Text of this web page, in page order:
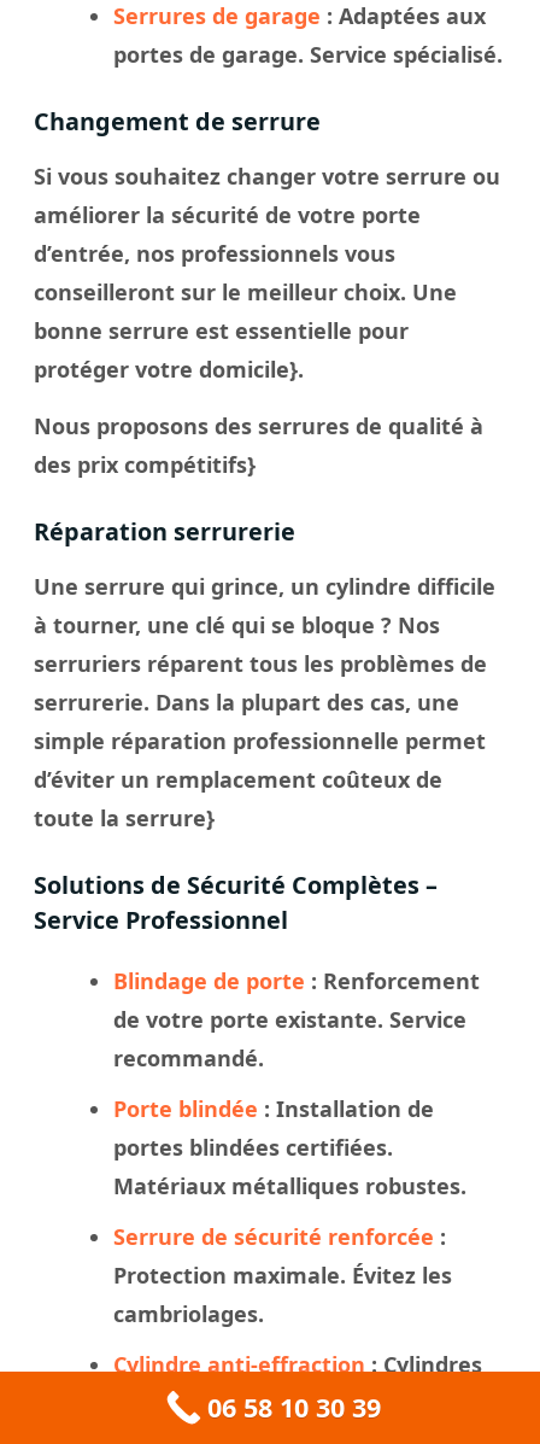
Serrures de garage : Adaptées aux
portes de garage. Service spécialisé.
Changement de serrure
Si vous souhaitez changer votre serrure ou
améliorer la sécurité de votre porte
d’entrée, nos professionnels vous
conseilleront sur le meilleur choix. Une
bonne serrure est essentielle pour
protéger votre domicile}.
Nous proposons des serrures de qualité à
des prix compétitifs}
Réparation serrurerie
Une serrure qui grince, un cylindre difficile
à tourner, une clé qui se bloque ? Nos
serruriers réparent tous les problèmes de
serrurerie. Dans la plupart des cas, une
simple réparation professionnelle permet
d’éviter un remplacement coûteux de
toute la serrure}
Solutions de Sécurité Complètes –
Service Professionnel
Blindage de porte : Renforcement
de votre porte existante. Service
recommandé.
Porte blindée : Installation de
portes blindées certifiées.
Matériaux métalliques robustes.
Serrure de sécurité renforcée :
Protection maximale. Évitez les
cambriolages.
Cylindre anti-effraction: Cylindres
haute sécurité. Cles haute
06 58 10 30 39